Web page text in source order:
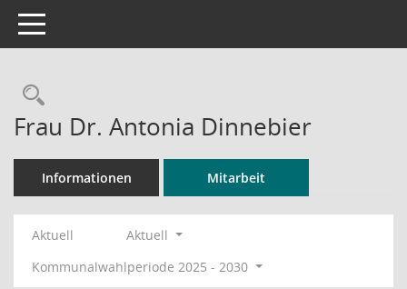
Toggle navigation
Rechercheauswahl
Frau Dr. Antonia Dinnebier
Informationen Mitarbeit
Aktuell
Aktuell
Kommunalwahlperiode 2025 - 2030